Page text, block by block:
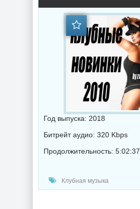
Год выпуска: 2018
Битрейт аудио: 320 Kbps
Продолжительность: 5:02:37
Клубная музыка